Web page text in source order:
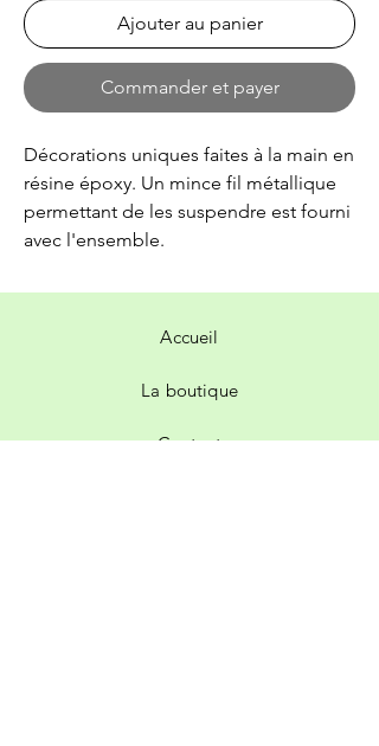
Ajouter au panier
Commander et payer
Décorations uniques faites à la main en
résine époxy. Un mince fil métallique
permettant de les suspendre est fourni
avec l'ensemble.
Accueil
La boutique
Contact